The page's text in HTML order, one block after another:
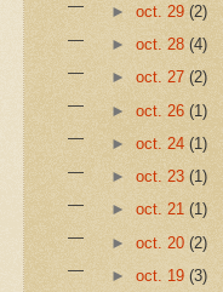
► oct. 29 (2)
► oct. 28 (4)
► oct. 27 (2)
► oct. 26 (1)
► oct. 24 (1)
► oct. 23 (1)
► oct. 21 (1)
► oct. 20 (2)
► oct. 19 (3)